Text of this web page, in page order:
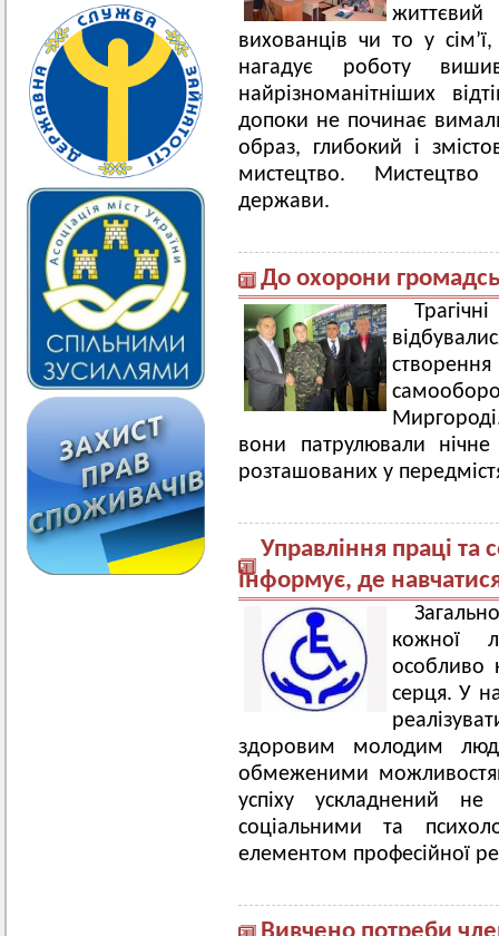
вихованців чи то у
нагадує роботу
найрізноманітніших
допоки не починає
образ, глибокий і
мистецтво.
держави.
До охорони
створення
вони патрулювали
розташованих у
Управління праці та
інформує, де
кожної
особливо
серця. У
здоровим молодим
обмеженими
успіху ускладнений
соціальними та
елементом професійної